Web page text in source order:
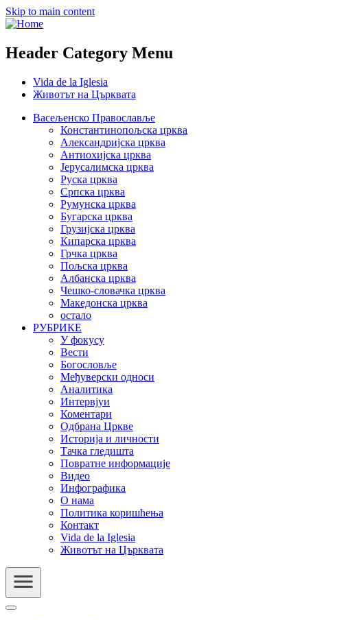
Skip to main content
Header Category Menu
Vida de la Iglesia
Животът на Църквата
Васељенско Православље
Константинопољска црква
Александријска црква
Антиохијска црква
Јерусалимска црква
Руска црква
Српска црква
Румунска црква
Бугарска црква
Грузијска црква
Кипарска црква
Грчка црква
Пољска црква
Албанска црква
Чешко-словачка црква
Македонска црква
остало
РУБРИКЕ
У фокусу
Вести
Богословље
Међуверски односи
Аналитика
Интервјуи
Коментари
Одбрана Цркве
Историја и личности
Тачка гледишта
Повратне информације
Видео
Инфографика
О нама
Политика коришћења
Контакт
Vida de la Iglesia
Животът на Църквата